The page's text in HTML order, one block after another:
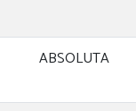
ABSOLUTA